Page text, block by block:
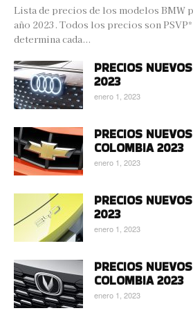
Lista de precios de los modelos BMW
año 2023. Todos los precios son
determina cada...
PRECIOS
2023
enero 1, 2023
PRECIOS
COLOMBIA 2023
enero 1, 2023
PRECIOS
2023
enero 1, 2023
PRECIOS
COLOMBIA 2023
enero 1, 2023